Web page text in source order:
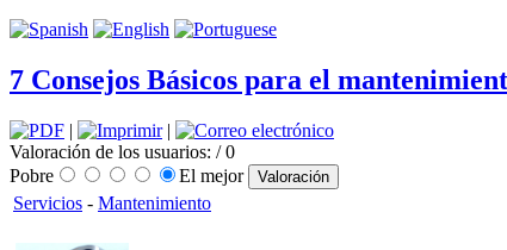
7 Consejos Básicos para el
|
|
Valoración de los usuarios: / 0
Pobre
El mejor
Servicios - Mantenimiento